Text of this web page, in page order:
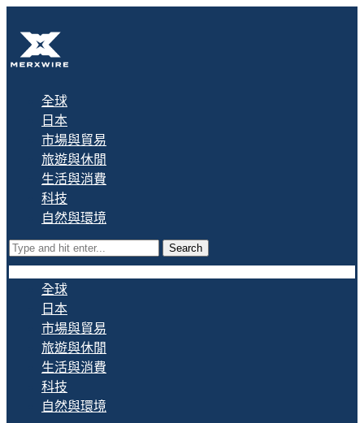
全球
日本
市場與貿易
旅遊與休閒
生活與消費
科技
自然與環境
Search
全球
日本
市場與貿易
旅遊與休閒
生活與消費
科技
自然與環境